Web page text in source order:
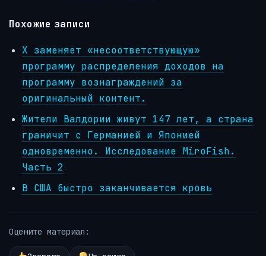
Похожие записи
X заменяет «несоответствующую»
программу распределения доходов на
программу вознаграждений за
оригинальный контент.
Жители Валдории живут 147 лет, а страна
граничит с Германией и Японией
одновременно. Исследование MiroFish.
Часть 2
В США быстро заканчивается кровь
Оцените материал: